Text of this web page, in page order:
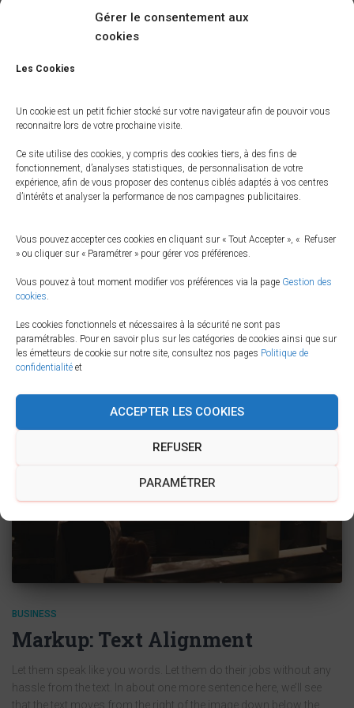
Gérer le consentement aux
cookies
Les Cookies
Un cookie est un petit fichier stocké sur votre navigateur afin de pouvoir vous
reconnaitre lors de votre prochaine visite.
Ce site utilise des cookies, y compris des cookies tiers, à des fins de
fonctionnement, d’analyses statistiques, de personnalisation de votre
expérience, afin de vous proposer des contenus ciblés adaptés à vos centres
d’intérêts et analyser la performance de nos campagnes publicitaires.
Vous pouvez accepter ces cookies en cliquant sur « Tout Accepter », « Refuser
» ou cliquer sur « Paramétrer » pour gérer vos préférences.
Vous pouvez à tout moment modifier vos préférences via la page Gestion des
cookies
Les cookies fonctionnels et nécessaires à la sécurité ne sont pas
paramétrables. Pour en savoir plus sur les catégories de cookies ainsi que sur
les émetteurs de cookie sur notre site, consultez nos pages Politique de
confidentialité et
ACCEPTER LES COOKIES
REFUSER
PARAMÉTRER
Markup: Image Alignment
Proin ut quam eros. Donec sed lobortis diam. Nulla nec odio lacus.
lorem ante, malesuada in mollis nec, auctor nec massa. Aenean
Lire la suite…
BUSINESS
Markup: Text Alignment
Let them speak like you words. Let them do their jobs without any
hassle from the text. In about one more sentence here, we’ll see
that the text moves from the right of the image down below the